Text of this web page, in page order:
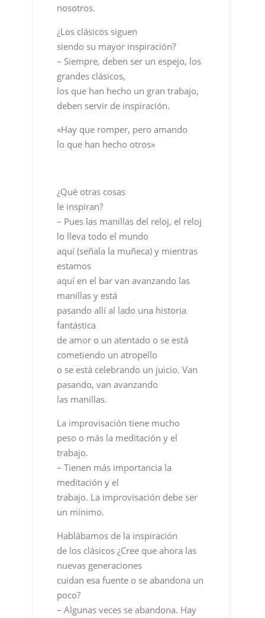
nosotros.
¿Los clásicos siguen
siendo su mayor inspiración?
– Siempre, deben ser un espejo, los
grandes clásicos,
los que han hecho un gran trabajo,
deben servir de inspiración.
«Hay que romper, pero amando
lo que han hecho otros»
¿Qué otras cosas
le inspiran?
– Pues las manillas del reloj, el reloj
lo lleva todo el mundo
aquí (señala la muñeca) y mientras
estamos
aquí en el bar van avanzando las
manillas y está
pasando allí al lado una historia
fantástica
de amor o un atentado o se está
cometiendo un atropello
o se está celebrando un juicio. Van
pasando, van avanzando
las manillas.
La improvisación tiene mucho
peso o más la meditación y el
trabajo.
– Tienen más importancia la
meditación y el
trabajo. La improvisación debe ser
un mínimo.
Hablábamos de la inspiración
de los clásicos ¿Cree que ahora las
nuevas generaciones
cuidan esa fuente o se abandona un
poco?
– Algunas veces se abandona. Hay